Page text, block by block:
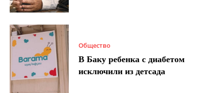
Общество
В Баку ребенка с диабетом
исключили из детсада